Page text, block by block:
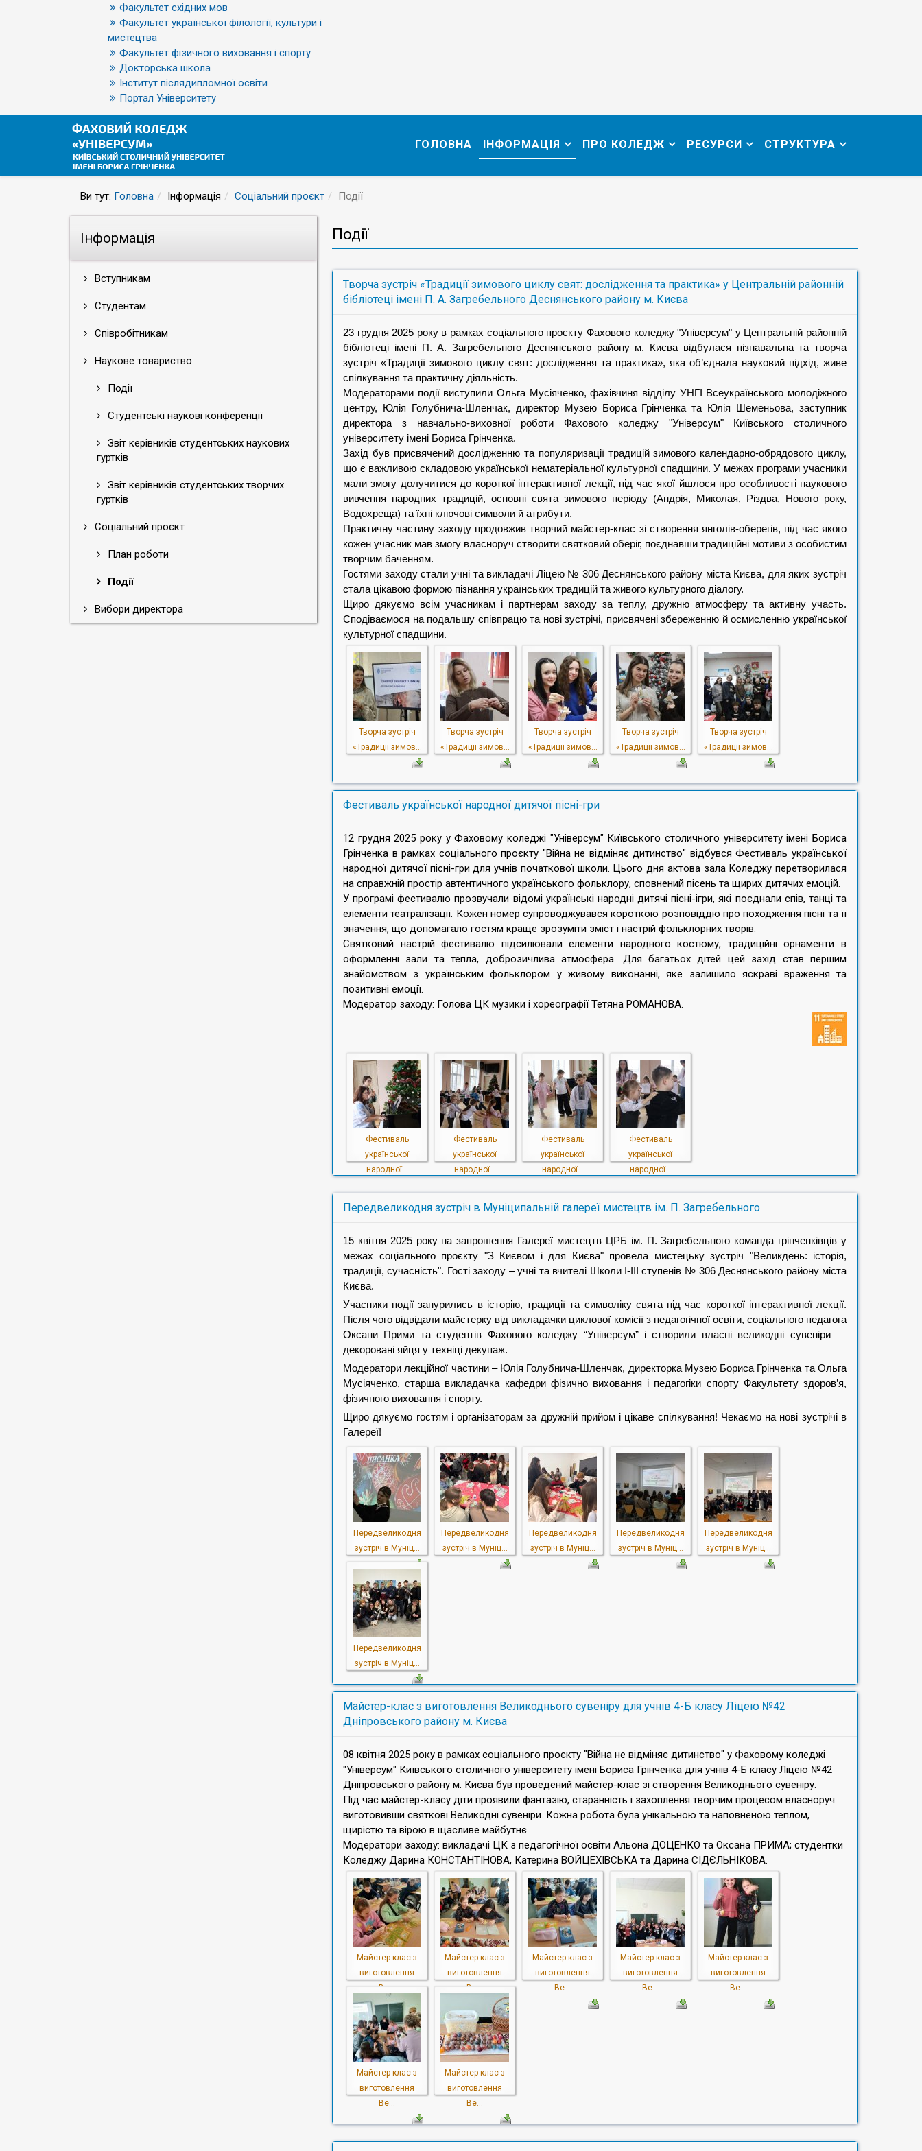
Факультет східних мов
Факультет української філології, культури і
мистецтва
Факультет фізичного виховання і спорту
Докторська школа
Інститут післядипломної освіти
Портал Університету
ГОЛОВНА ІНФОРМАЦІЯ ПРО КОЛЕДЖ РЕСУРСИ СТРУКТУРА
Ви тут: Головна Інформація Соціальний проєкт Події
Інформація
Вступникам
Студентам
Співробітникам
Наукове товариство
Події
Студентські наукові конференції
Звіт керівників студентських наукових
гуртків
Звіт керівників студентських творчих
гуртків
Соціальний проєкт
План роботи
Події
Вибори директора
Події
Творча зустріч «Традиції зимового циклу свят: дослідження та практика» у Центральній районній
бібліотеці імені П. А. Загребельного Деснянського району м. Києва
23 грудня 2025 року в рамках соціального проєкту Фахового коледжу "Універсум" у Центральній районній
бібліотеці імені П. А. Загребельного Деснянського району м. Києва відбулася пізнавальна та творча
зустріч «Традиції зимового циклу свят: дослідження та практика», яка об’єднала науковий підхід, живе
спілкування та практичну діяльність.
Модераторами події виступили Ольга Мусіяченко, фахівчиня відділу УНГІ Всеукраїнського молодіжного
центру, Юлія Голубнича-Шленчак, директор Музею Бориса Грінченка та Юлія Шеменьова, заступник
директора з навчально-виховної роботи Фахового коледжу "Універсум" Київського столичного
університету імені Бориса Грінченка.
Захід був присвячений дослідженню та популяризації традицій зимового календарно-обрядового циклу,
що є важливою складовою української нематеріальної культурної спадщини. У межах програми учасники
мали змогу долучитися до короткої інтерактивної лекції, під час якої йшлося про особливості наукового
вивчення народних традицій, основні свята зимового періоду (Андрія, Миколая, Різдва, Нового року,
Водохреща) та їхні ключові символи й атрибути.
Практичну частину заходу продовжив творчий майстер-клас зі створення янголів-оберегів, під час якого
кожен учасник мав змогу власноруч створити святковий оберіг, поєднавши традиційні мотиви з особистим
творчим баченням.
Гостями заходу стали учні та викладачі Ліцею № 306 Деснянського району міста Києва, для яких зустріч
стала цікавою формою пізнання українських традицій та живого культурного діалогу.
Щиро дякуємо всім учасникам і партнерам заходу за теплу, дружню атмосферу та активну участь.
Сподіваємося на подальшу співпрацю та нові зустрічі, присвячені збереженню й осмисленню української
культурної спадщини.
Творча зустріч
«Традиції зимов...
Творча зустріч
«Традиції зимов...
Творча зустріч
«Традиції зимов...
Творча зустріч
«Традиції зимов...
Творча зустріч
«Традиції зимов...
Фестиваль української народної дитячої пісні-гри
12 грудня 2025 року у Фаховому коледжі "Універсум" Київського столичного університету імені Бориса
Грінченка в рамках соціального проєкту "Війна не відміняє дитинство" відбувся Фестиваль української
народної дитячої пісні-гри для учнів початкової школи. Цього дня актова зала Коледжу перетворилася
на справжній простір автентичного українського фольклору, сповнений пісень та щирих дитячих емоцій.
У програмі фестивалю прозвучали відомі українські народні дитячі пісні-ігри, які поєднали спів, танці та
елементи театралізації. Кожен номер супроводжувався короткою розповіддю про походження пісні та її
значення, що допомагало гостям краще зрозуміти зміст і настрій фольклорних творів.
Святковий настрій фестивалю підсилювали елементи народного костюму, традиційні орнаменти в
оформленні зали та тепла, доброзичлива атмосфера. Для багатьох дітей цей захід став першим
знайомством з українським фольклором у живому виконанні, яке залишило яскраві враження та
позитивні емоції.
Модератор заходу: Голова ЦК музики і хореографії Тетяна РОМАНОВА.
Фестиваль
української
народної...
Фестиваль
української
народної...
Фестиваль
української
народної...
Фестиваль
української
народної...
Передвеликодня зустріч в Муніципальній галереї мистецтв ім. П. Загребельного
15 квітня 2025 року на запрошення Галереї мистецтв ЦРБ ім. П. Загребельного команда грінченківців у
межах соціального проєкту "З Києвом і для Києва" провела мистецьку зустріч "Великдень: історія,
традиції, сучасність". Гості заходу – учні та вчителі Школи І-ІІІ ступенів № 306 Деснянського району міста
Києва.
Учасники події занурились в історію, традиції та символіку свята під час короткої інтерактивної лекції.
Після чого відвідали майстерку від викладачки циклової комісії з педагогічної освіти, соціального педагога
Оксани Прими та студентів Фахового коледжу “Універсум” і створили власні великодні сувеніри —
декоровані яйця у техніці декупаж.
Модератори лекційної частини – Юлія Голубнича-Шленчак, директорка Музею Бориса Грінченка та Ольга
Мусіяченко, старша викладачка кафедри фізично виховання і педагогіки спорту Факультету здоров’я,
фізичного виховання і спорту.
Щиро дякуємо гостям і організаторам за дружній прийом і цікаве спілкування! Чекаємо на нові зустрічі в
Галереї!
Передвеликодня
зустріч в Муніц...
Передвеликодня
зустріч в Муніц...
Передвеликодня
зустріч в Муніц...
Передвеликодня
зустріч в Муніц...
Передвеликодня
зустріч в Муніц...
Передвеликодня
зустріч в Муніц...
Майстер-клас з виготовлення Великоднього сувеніру для учнів 4-Б класу Ліцею №42
Дніпровського району м. Києва
08 квітня 2025 року в рамках соціального проєкту "Війна не відміняє дитинство" у Фаховому коледжі
"Універсум" Київського столичного університету імені Бориса Грінченка для учнів 4-Б класу Ліцею №42
Дніпровського району м. Києва був проведений майстер-клас зі створення Великоднього сувеніру.
Під час майстер-класу діти проявили фантазію, старанність і захоплення творчим процесом власноруч
виготовивши святкові Великодні сувеніри. Кожна робота була унікальною та наповненою теплом,
щирістю та вірою в щасливе майбутнє.
Модератори заходу: викладачі ЦК з педагогічної освіти Альона ДОЦЕНКО та Оксана ПРИМА; студентки
Коледжу Дарина КОНСТАНТІНОВА, Катерина ВОЙЦЕХІВСЬКА та Дарина СІДЄЛЬНІКОВА.
Майстер-клас з
виготовлення
Ве...
Майстер-клас з
виготовлення
Ве...
Майстер-клас з
виготовлення
Ве...
Майстер-клас з
виготовлення
Ве...
Майстер-клас з
виготовлення
Ве...
Майстер-клас з
виготовлення
Ве...
Майстер-клас з
виготовлення
Ве...